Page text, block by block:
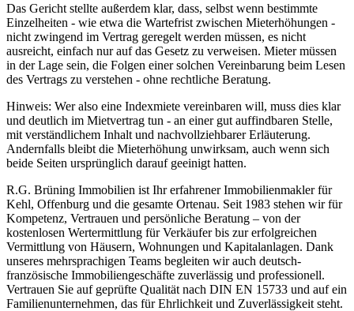
Das Gericht stellte außerdem klar, dass, selbst wenn bestimmte
Einzelheiten - wie etwa die Wartefrist zwischen Mieterhöhungen -
nicht zwingend im Vertrag geregelt werden müssen, es nicht
ausreicht, einfach nur auf das Gesetz zu verweisen. Mieter müssen
in der Lage sein, die Folgen einer solchen Vereinbarung beim Lesen
des Vertrags zu verstehen - ohne rechtliche Beratung.
Hinweis: Wer also eine Indexmiete vereinbaren will, muss dies klar
und deutlich im Mietvertrag tun - an einer gut auffindbaren Stelle,
mit verständlichem Inhalt und nachvollziehbarer Erläuterung.
Andernfalls bleibt die Mieterhöhung unwirksam, auch wenn sich
beide Seiten ursprünglich darauf geeinigt hatten.
R.G. Brüning Immobilien ist Ihr erfahrener Immobilienmakler für
Kehl, Offenburg und die gesamte Ortenau. Seit 1983 stehen wir für
Kompetenz, Vertrauen und persönliche Beratung – von der
kostenlosen Wertermittlung für Verkäufer bis zur erfolgreichen
Vermittlung von Häusern, Wohnungen und Kapitalanlagen. Dank
unseres mehrsprachigen Teams begleiten wir auch deutsch-
französische Immobiliengeschäfte zuverlässig und professionell.
Vertrauen Sie auf geprüfte Qualität nach DIN EN 15733 und auf ein
Familienunternehmen, das für Ehrlichkeit und Zuverlässigkeit steht.